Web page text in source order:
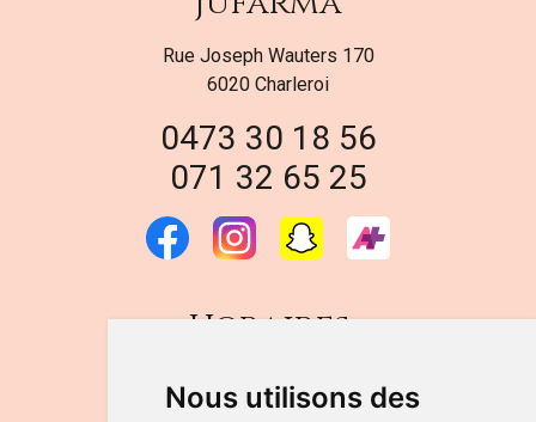
Nous utilisons des
Rue Joseph Wauters 170
6020 Charleroi
0473 30 18 56
071 32 65 25
Horaires
DU LUNDI AU VENDREDI
de 9h à 12h30 et de 14h à 18h